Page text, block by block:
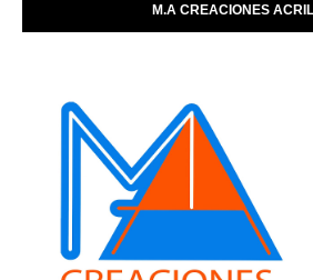
M.A CREACIONES